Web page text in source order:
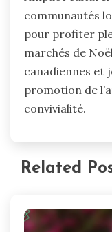
communautés
pour profiter
marchés de
canadiennes et
promotion de
convivialité.
Related